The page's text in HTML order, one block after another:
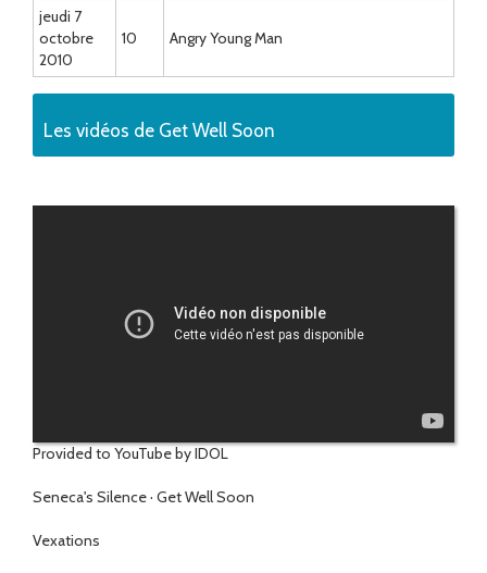
jeudi 7
octobre
2010
10 Angry Young Man
Les vidéos de Get Well Soon
Provided to YouTube by IDOL
Seneca's Silence · Get Well Soon
Vexations